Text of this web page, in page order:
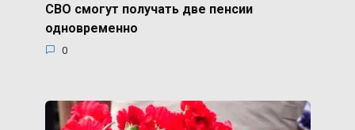
СВО смогут получать две пенсии
одновременно
0